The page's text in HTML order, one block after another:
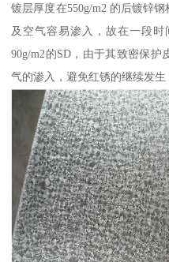
镀层厚度在550g/m2 的后镀锌
及空气容易渗入，故在一段
90g/m2的SD，由于其致密保
气的渗入，避免红锈的继续发生